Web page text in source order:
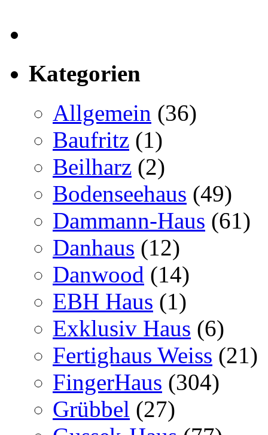
Kategorien
Allgemein (36)
Baufritz (1)
Beilharz (2)
Bodenseehaus (49)
Dammann-Haus (61)
Danhaus (12)
Danwood (14)
EBH Haus (1)
Exklusiv Haus (6)
Fertighaus Weiss (21)
FingerHaus (304)
Grübbel (27)